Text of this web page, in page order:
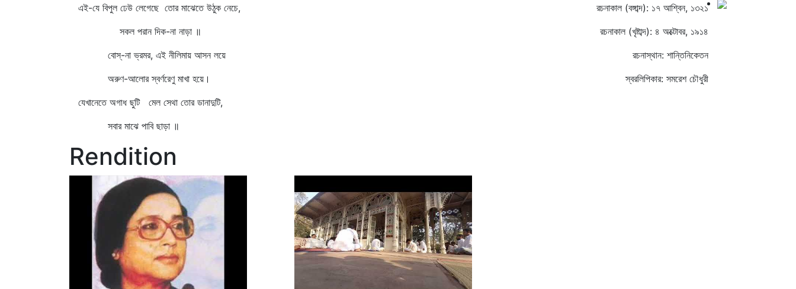
এই-যে বিপুল ঢেউ লেগেছে তোর মাঝেতে উঠুক নেচে,
সকল পরান দিক-না নাড়া ॥
বোস্‌-না ভ্রমর, এই নীলিমায় আসন লয়ে
অরুণ-আলোর স্বর্ণরেণু মাখা হয়ে।
যেখানেতে অগাধ ছুটি মেল সেথা তোর ডানাদুটি,
সবার মাঝে পাবি ছাড়া ॥
রচনাকাল (বঙ্গাব্দ): ১৭ আশ্বিন, ১৩২১
রচনাকাল (খৃষ্টাব্দ): ৪ অক্টোবর, ১৯১৪
রচনাস্থান: শান্তিনিকেতন
স্বরলিপিকার: সমরেশ চৌধুরী
Rendition